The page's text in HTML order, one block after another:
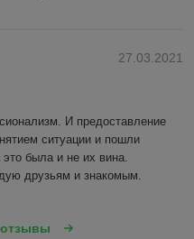
27.03.2021
И предоставление
ситуации и пошли
была и не их вина.
друзьям и знакомым.
отзывы